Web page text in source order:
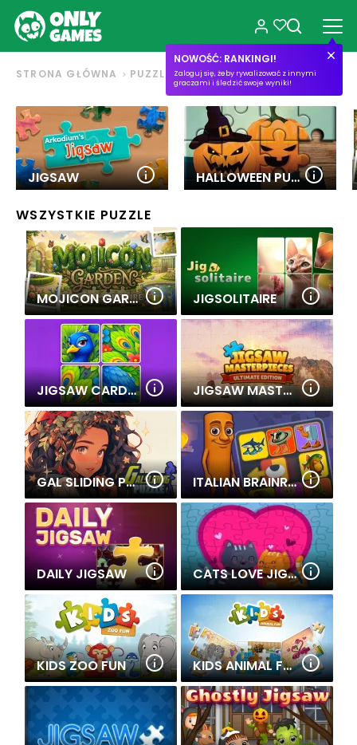
NOWOŚĆ: RANKINGI!
Zaloguj się, żeby rywalizować z innymi
graczami i śledzić swoje wyniki!
STRONA GŁÓWNA PUZZLE
JIGSAW HALLOWEEN PUZZLE
WSZYSTKIE PUZZLE
MOJICON GARDEN JIGSOLITAIRE JIGSOLITAIRE
JIGSAW CARDS: DAILY PUZZLES JIGSAW MASTERPIECES: ULTIMATE EDITION
GAL SLIDING PUZZLE ITALIAN BRAINROT PUZZLE
DAILY JIGSAW CATS LOVE JIGSAW
KIDS ZOO FUN KIDS ANIMAL FUN